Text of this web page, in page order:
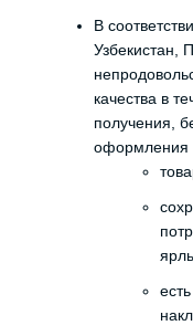
В
Узбекистан,
качества в
получения,
оформления